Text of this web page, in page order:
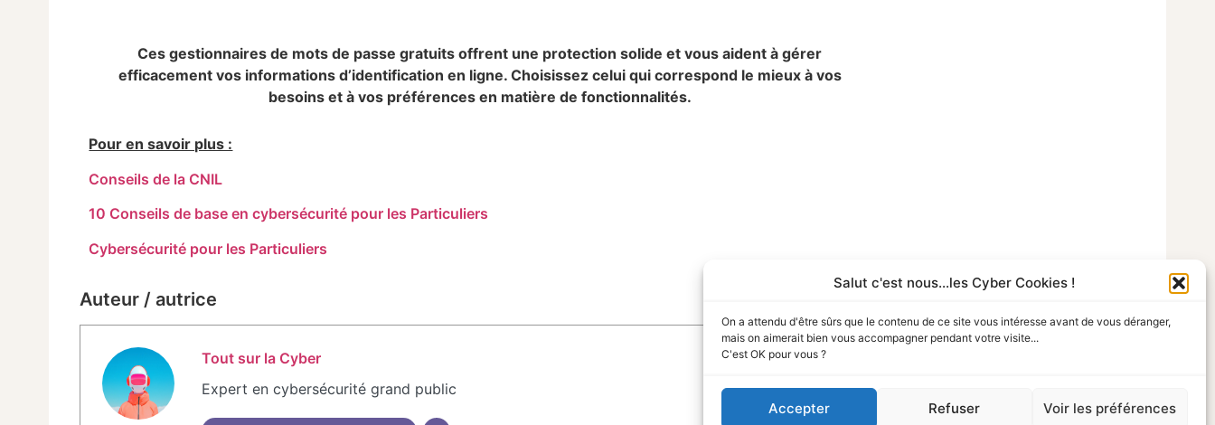
Salut c'est nous...les Cyber Cookies !
On a attendu d'être sûrs que le contenu de ce site vous intéresse avant de vous déranger,
mais on aimerait bien vous accompagner pendant votre visite...
C'est OK pour vous ?
Accepter Refuser Voir les préférences
Ces gestionnaires de mots de passe gratuits offrent une protection solide et vous aident à gérer
efficacement vos informations d’identification en ligne. Choisissez celui qui correspond le mieux à vos
besoins et à vos préférences en matière de fonctionnalités.
Pour en savoir plus :
Conseils de la CNIL
10 Conseils de base en cybersécurité pour les Particuliers
Cybersécurité pour les Particuliers
Auteur / autrice
Tout sur la Cyber
Expert en cybersécurité grand public